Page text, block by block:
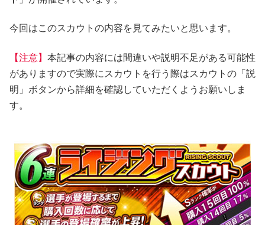
今回はこのスカウトの内容を見てみたいと思います。
【注意】 本記事の内容には間違いや説明不足がある可能性
がありますので実際にスカウトを行う際はスカウトの「説
明」ボタンから詳細を確認していただくようお願いしま
す。